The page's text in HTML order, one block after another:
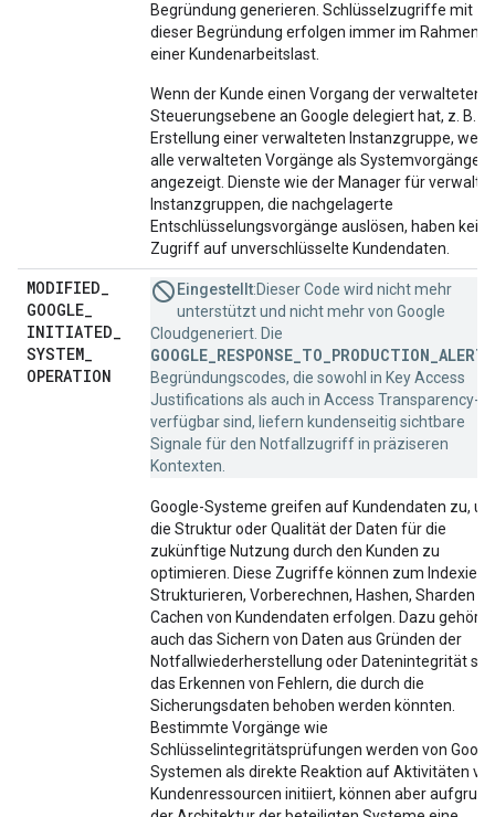
Begründung generieren. Schlüsselzugriffe mit
dieser Begründung erfolgen immer im Rahmen
einer Kundenarbeitslast.
Wenn der Kunde einen Vorgang der verwalteten
Steuerungsebene an Google delegiert hat, z. B.
Erstellung einer verwalteten Instanzgruppe,
alle verwalteten Vorgänge als Systemvorgänge
angezeigt. Dienste wie der Manager für
Instanzgruppen, die nachgelagerte
Entschlüsselungsvorgänge auslösen, haben
Zugriff auf unverschlüsselte Kundendaten.
MODIFIED_
GOOGLE_
INITIATED_
SYSTEM_
OPERATION
Eingestellt:Dieser Code wird nicht mehr
unterstützt und nicht mehr von Google
Cloudgeneriert. Die
GOOGLE_RESPONSE_TO_PRODUCTION_ALERT
Begründungscodes, die sowohl in Key Access
Justifications als auch in Access Transparency-
verfügbar sind, liefern kundenseitig sichtbare
Signale für den Notfallzugriff in präziseren
Kontexten.
Google-Systeme greifen auf Kundendaten zu,
die Struktur oder Qualität der Daten für die
zukünftige Nutzung durch den Kunden zu
optimieren. Diese Zugriffe können zum
Strukturieren, Vorberechnen, Hashen, Sharden
Cachen von Kundendaten erfolgen. Dazu gehört
auch das Sichern von Daten aus Gründen der
Notfallwiederherstellung oder Datenintegrität
das Erkennen von Fehlern, die durch die
Sicherungsdaten behoben werden könnten.
Bestimmte Vorgänge wie
Schlüsselintegritätsprüfungen werden von
Systemen als direkte Reaktion auf Aktivitäten
Kundenressourcen initiiert, können aber aufgrund